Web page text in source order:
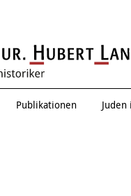
Eduard
Publikationen